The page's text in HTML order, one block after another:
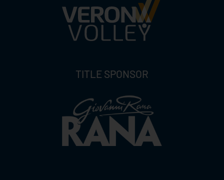
TITLE SPONSOR